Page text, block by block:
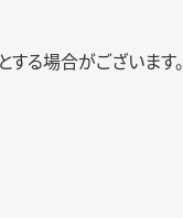
る場合がございます。